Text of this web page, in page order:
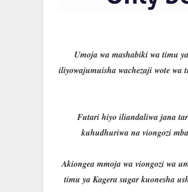
Umoja wa mashabiki wa timu
iliyowajumuisha wachezaji wote
Futari hiyo iliandaliwa jana
kuhudhuriwa na viongozi
Akiongea mmoja wa viongozi wa
timu ya Kagera sugar kuonesha